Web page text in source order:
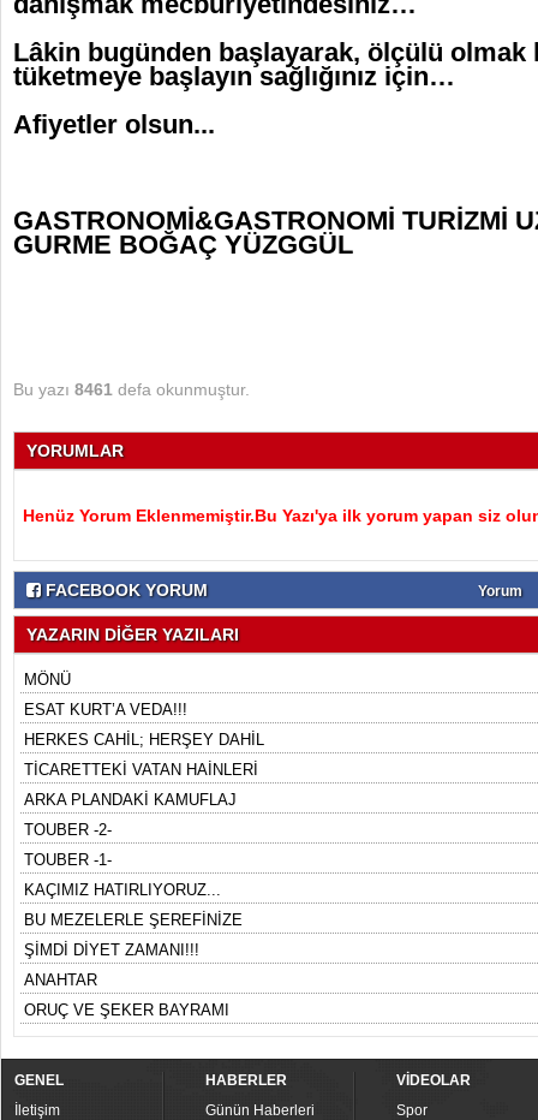
Lâkin bugünden başlayarak, ölçülü olmak
tüketmeye başlayın sağlığınız için…
Afiyetler olsun...
GASTRONOMİ&GASTRONOMİ TURİZMİ
GURME BOĞAÇ YÜZGGÜL
Bu yazı 8461 defa okunmuştur.
YORUMLAR
Henüz Yorum Eklenmemiştir.Bu Yazı'ya ilk yorum yapan siz
FACEBOOK YORUM Yorum
YAZARIN DİĞER YAZILARI
MÖNÜ
ESAT KURT’A VEDA!!!
HERKES CAHİL; HERŞEY DAHİL
TİCARETTEKİ VATAN HAİNLERİ
ARKA PLANDAKİ KAMUFLAJ
TOUBER -2-
TOUBER -1-
KAÇIMIZ HATIRLIYORUZ...
BU MEZELERLE ŞEREFİNİZE
ŞİMDİ DİYET ZAMANI!!!
ANAHTAR
ORUÇ VE ŞEKER BAYRAMI
GENEL
İletişim
HABERLER
Günün Haberleri
VİDEOLAR
Spor